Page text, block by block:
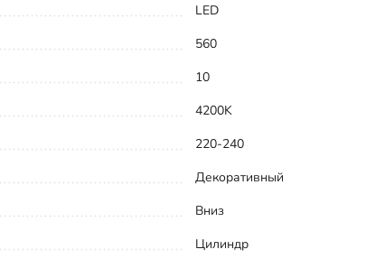
LED
560
10
4200K
220-240
Декоративный
Вниз
Цилиндр